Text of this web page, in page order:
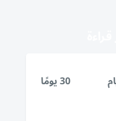
30 يومًا